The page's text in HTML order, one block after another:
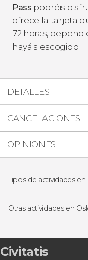
Pass podréis
ofrece la tarjeta
72 horas,
hayáis escogido.
DETALLES
CANCELACIONES
OPINIONES
Tipos de actividades en
Paseos en barco
Otras actividades en
Excursión a las
Free tour de los
Civitatis